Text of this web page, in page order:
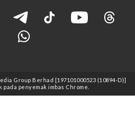
Group Berhad [197101000523 (10894-D)]
pada penyemak imbas Chrome.